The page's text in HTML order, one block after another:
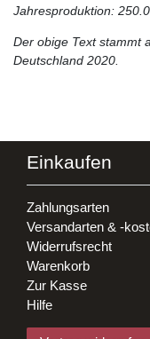
Jahresproduktion:
Der obige Text stammt
Deutschland 2020.
Einkaufen
Zahlungsarten
Versandarten & -
Widerrufsrecht
Warenkorb
Zur Kasse
Hilfe